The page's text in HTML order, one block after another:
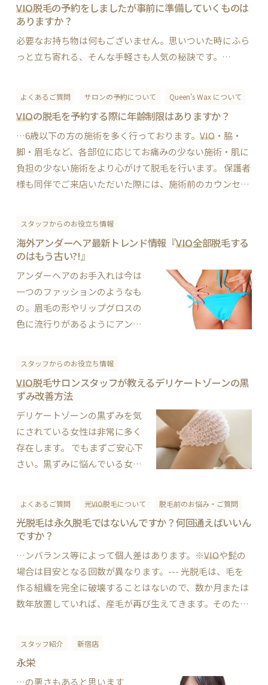
VIO脱毛の予約をしましたが事前に準備していくものは
ありますか？
必要なお持ち物は何もございません。思いついた時にふら
っと立ち寄れる、そんな手軽さも人気の秘訣です。…
よくあるご質問 サロンの予約について Queen's Wax について
VIOの脱毛を予約する際に年齢制限はありますか？
…6歳以下の方の施術を多く行っております。 VIO ・脇・
脚・眉毛など、各部位に応じてお痛みの少ない施術・肌に
負担の少ない施術をより心がけて脱毛を行います。 保護者
様も同伴でご来店いただいた際には、施術前のカウンセリ
スタッフからのお役立ち情報
海外アンダーヘア最新トレンド情報『VIO全部脱毛する
のはもう古い?!』
アンダーヘアのお手入れは今は
一つのファッションのようなも
の。眉毛の形やリップグロスの
色に流行りがあるようにアンダ
本当に流行っているアンダーヘ
アスタイル」という記事があっ
たので、今回はそちらを紹介し
ます。 インタビュアーはロ…
スタッフからのお役立ち情報
VIO脱毛サロンスタッフが教えるデリケートゾーンの黒
ずみ改善方法
デリケートゾーンの黒ずみを気
にされている女性は非常に多く
存在します。 でもまずご安心下
さい。黒ずみに悩んでいる女性
ーンが黒ずんでいるものなので
す。これは日本人の体質なので
す。 ……とは言われてもやっぱ
りどうにかしたい！ と思…
よくあるご質問 光VIO脱毛について 脱毛前のお悩み・ご質問
光脱毛は永久脱毛ではないんですか？何回通えばいいん
ですか？
…ンバランス等によって個人差はあります。※VIOや髭の
場合は目安となる回数が異なります。--- 光脱毛は、毛を
作る組織を完全に破壊することはないので、数か月または
数年放置していれば、産毛が再び生えてきます。そのた
スタッフ紹介 新宿店
永栄
…の悪さもあると思います